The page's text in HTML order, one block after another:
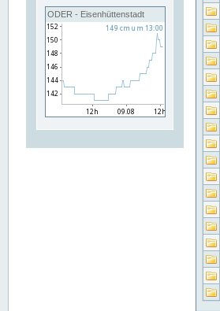
ODER - Eisenhüttenstadt